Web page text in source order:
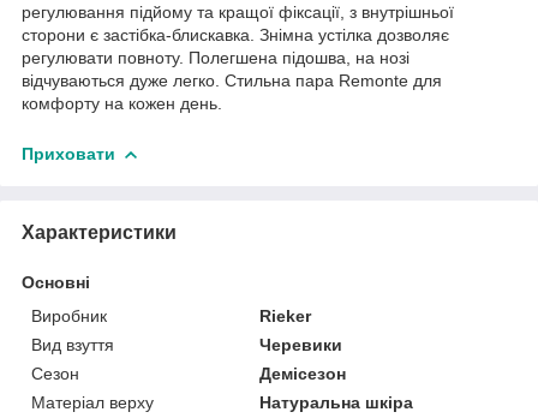
регулювання підйому та кращої фіксації, з внутрішньої
сторони є застібка-блискавка. Знімна устілка дозволяє
регулювати повноту. Полегшена підошва, на нозі
відчуваються дуже легко. Стильна пара Remonte для
комфорту на кожен день.
Приховати
Характеристики
Основні
Виробник
Rieker
Вид взуття
Черевики
Сезон
Демісезон
Матеріал верху
Натуральна шкіра